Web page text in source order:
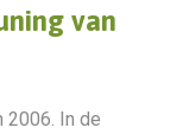
van
2006. In de